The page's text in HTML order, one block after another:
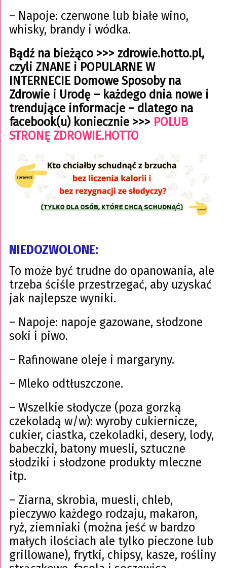
– Napoje: czerwone lub białe wino,
whisky, brandy i wódka.
Bądź na bieżąco >>> zdrowie.hotto.pl,
czyli ZNANE i POPULARNE W
INTERNECIE Domowe Sposoby na
Zdrowie i Urodę – każdego dnia nowe i
trendujące informacje – dlatego na
facebook(u) koniecznie >>> POLUB
STRONĘ ZDROWIE.HOTTO
NIEDOZWOLONE:
To może być trudne do opanowania, ale
trzeba ściśle przestrzegać, aby uzyskać
jak najlepsze wyniki.
– Napoje: napoje gazowane, słodzone
soki i piwo.
– Rafinowane oleje i margaryny.
– Mleko odtłuszczone.
– Wszelkie słodycze (poza gorzką
czekoladą w/w): wyroby cukiernicze,
cukier, ciastka, czekoladki, desery, lody,
babeczki, batony muesli, sztuczne
słodziki i słodzone produkty mleczne
itp.
– Ziarna, skrobia, muesli, chleb,
pieczywo każdego rodzaju, makaron,
ryż, ziemniaki (można jeść w bardzo
małych ilościach ale tylko pieczone lub
grillowane), frytki, chipsy, kasze, rośliny